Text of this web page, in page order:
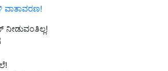
ವಾತಾವರಣ!